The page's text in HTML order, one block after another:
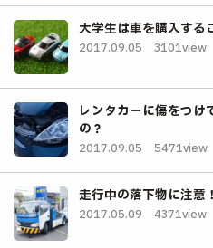
大学生は車を購入する
2017.09.05 3101view
レンタカーに傷をつけ
の？
2017.09.05 5471view
走行中の落下物に注意！
2017.05.09 4371view